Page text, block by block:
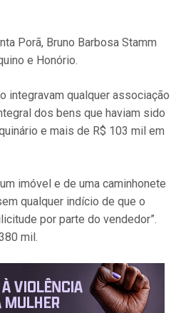
Porã, Bruno Barbosa Stamm
e Honório.
integravam qualquer associação
dos bens que haviam sido
e mais de R$ 103 mil em
imóvel e de uma caminhonete
qualquer indício de que o
por parte do vendedor”.
mil.